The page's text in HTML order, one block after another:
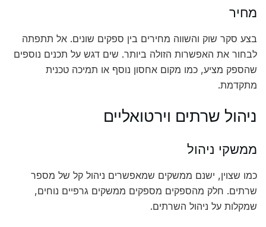
מחיר
בצע סקר שוק והשווה מחירים בין ספקים שונים. אל תתפתה
לבחור את האפשרות הזולה ביותר. שים דגש על תכנים נוספים
שהספק מציע, כמו מקום אחסון נוסף או תמיכה טכנית
מתקדמת.
ניהול שרתים וירטואליים
ממשקי ניהול
כמו שצוין, ישנם ממשקים שמאפשרים ניהול קל של מספר
שרתים. חלק מהספקים מספקים ממשקים גרפיים נוחים,
שמקלות על ניהול השרתים.